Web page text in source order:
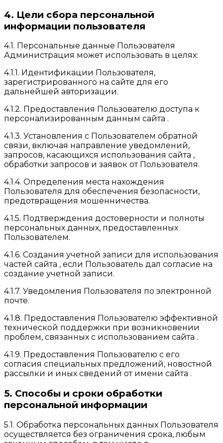
4. Цели сбора персональной
информации пользователя
4.1. Персональные данные Пользователя
Администрация может использовать в целях:
4.1.1. Идентификации Пользователя,
зарегистрированного на сайте для его
дальнейшей авторизации.
4.1.2. Предоставления Пользователю доступа к
персонализированным данным сайта .
4.1.3. Установления с Пользователем обратной
связи, включая направление уведомлений,
запросов, касающихся использования сайта ,
обработки запросов и заявок от Пользователя.
4.1.4. Определения места нахождения
Пользователя для обеспечения безопасности,
предотвращения мошенничества.
4.1.5. Подтверждения достоверности и полноты
персональных данных, предоставленных
Пользователем.
4.1.6. Создания учетной записи для использования
частей сайта , если Пользователь дал согласие на
создание учетной записи.
4.1.7. Уведомления Пользователя по электронной
почте.
4.1.8. Предоставления Пользователю эффективной
технической поддержки при возникновении
проблем, связанных с использованием сайта .
4.1.9. Предоставления Пользователю с его
согласия специальных предложений, новостной
рассылки и иных сведений от имени сайта .
5. Способы и сроки обработки
персональной информации
5.1. Обработка персональных данных Пользователя
осуществляется без ограничения срока, любым